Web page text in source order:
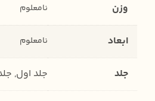
وزن نامعلوم
ابعاد نامعلوم
جلد جلد اول,